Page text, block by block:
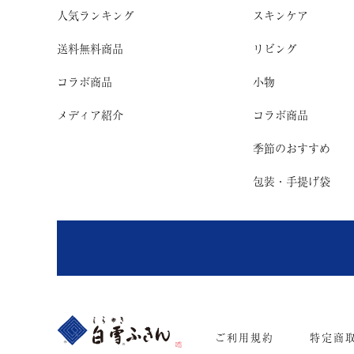
人気ランキング
送料無料商品
コラボ商品
メディア紹介
スキンケア
リビング
小物
コラボ商品
季節のおすすめ
包装・手提げ袋
ご利用規約 特定商